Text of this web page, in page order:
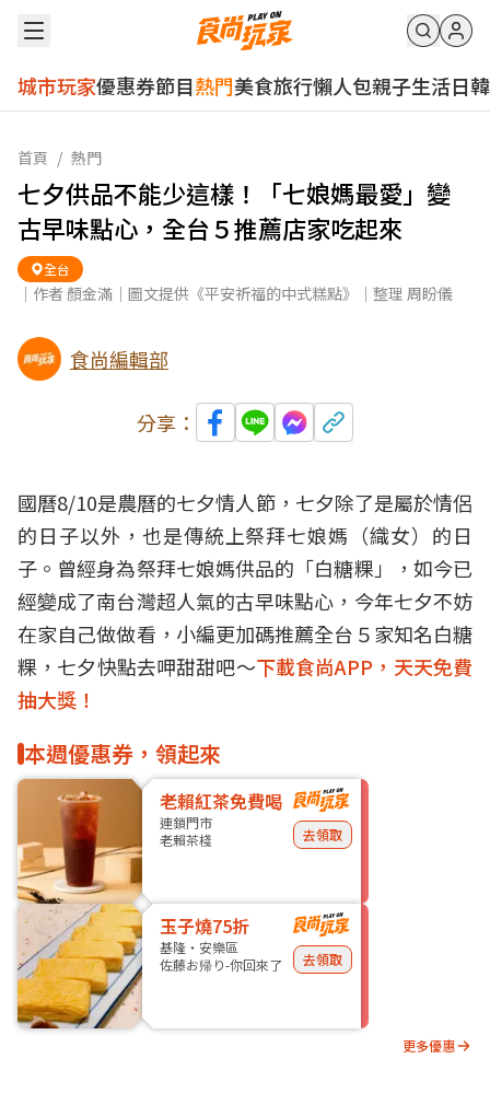
城市玩家優惠券節目熱門美食旅行懶人包親子生活日韓
首頁 / 熱門
七夕供品不能少這樣！「七娘媽最愛」變
古早味點心，全台５推薦店家吃起來
全台
｜作者 顏金滿｜圖文提供《平安祈福的中式糕點》｜整理 周盼儀
食尚編輯部
分享：
國曆8/10是農曆的七夕情人節，七夕除了是屬於情侶
的日子以外，也是傳統上祭拜七娘媽（織女）的日
子。曾經身為祭拜七娘媽供品的「白糖粿」，如今已
經變成了南台灣超人氣的古早味點心，今年七夕不妨
在家自己做做看，小編更加碼推薦全台５家知名白糖
粿，七夕快點去呷甜甜吧～下載食尚APP，天天免費
抽大獎！
本週優惠券，領起來
老賴紅茶免費喝
連鎖門市
老賴茶棧
去領取
玉子燒75折
基隆・安樂區
佐藤お帰り-你回來了
去領取
更多優惠